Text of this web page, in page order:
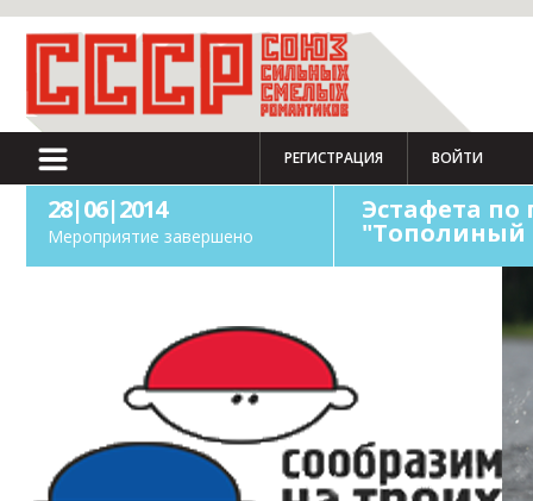
РЕГИСТРАЦИЯ ВОЙТИ
28|06|2014
Мероприятие завершено
Эстафета
"Тополиный